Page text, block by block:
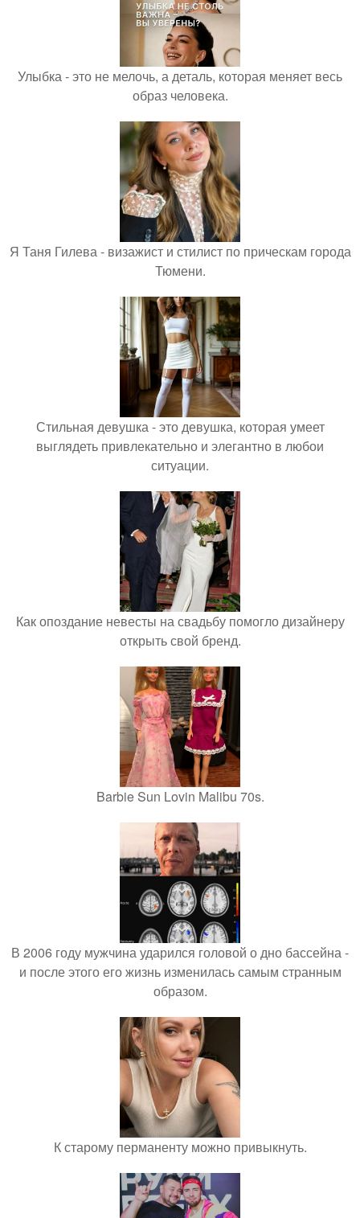
Улыбка - это не мелочь, а деталь, которая меняет весь
образ человека.
Я Таня Гилева - визажист и стилист по прическам города
Тюмени.
Стильная девушка - это девушка, которая умеет
выглядеть привлекательно и элегантно в любои
ситуации.
Как опоздание невесты на свадьбу помогло дизайнеру
открыть свой бренд.
Barbie Sun Lovin Malibu 70s.
В 2006 году мужчина ударился головой о дно бассейна -
и после этого его жизнь изменилась самым странным
образом.
К старому перманенту можно привыкнуть.